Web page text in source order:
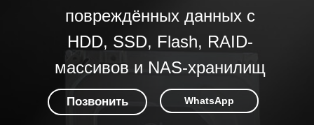
Позвонить WhatsApp
повреждённых данных с
HDD, SSD, Flash, RAID-
массивов и NAS-хранилищ